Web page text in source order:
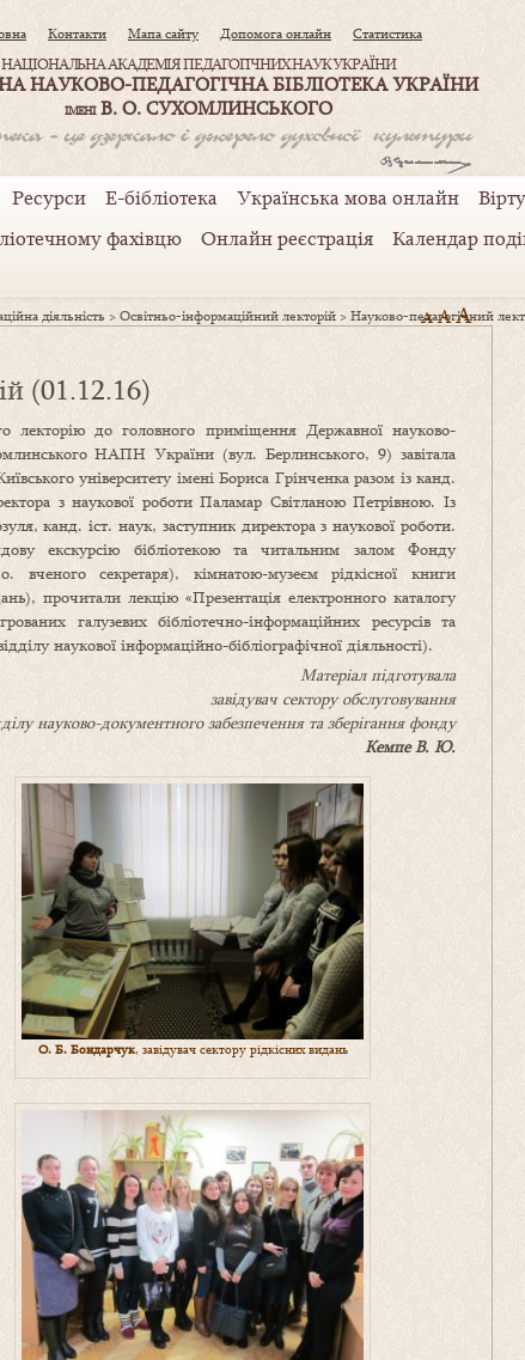
Контакти Мапа сайту Допомога онлайн Статистика
НАЦІОНАЛЬНА АКАДЕМІЯ ПЕДАГОГІЧНИХ НАУК УКРАЇНИ
НАУКОВО-ПЕДАГОГІЧНА БІБЛІОТЕКА УКРАЇНИ
ІМЕНІВ. О. СУХОМЛИНСЬКОГО
Ресурси Е-бібліотека Українська мова онлайн
фахівцю Онлайн реєстрація Календар
діяльність >Освітньо-інформаційний лекторій >Науково-педагогічний
A AA
(01.12.16)
лекторію до головного приміщення Державної науково-
НАПН України (вул. Берлинського, 9) завітала
університету імені Бориса Грінченка разом із канд.
з наукової роботи Паламар Світланою Петрівною. Із
канд. іст. наук, заступник директора з наукової роботи.
екскурсію бібліотекою та читальним залом Фонду
секретаря), кімнатою-музеєм рідкісної книги
прочитали лекцію «Презентація електронного каталогу
галузевих бібліотечно-інформаційних ресурсів та
наукової інформаційно-бібліографічної діяльності).
Матеріал підготувала
завідувач сектору обслуговування
науково-документного забезпечення та зберігання фонду
Кемпе В. Ю.
О. Б. Бондарчук, завідувач сектору рідкісних видань